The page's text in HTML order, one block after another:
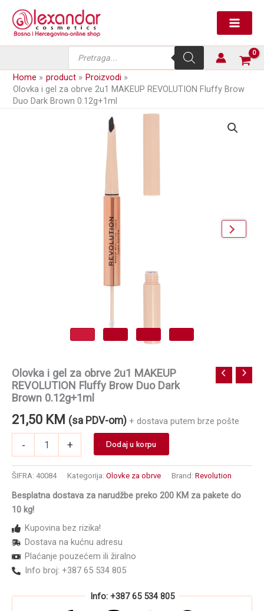
content
search
Home product
Proizvodi
Olovka i gel za obrve 2u1 MAKEUP REVOLUTION Fluffy Brow
Duo Dark Brown 0.12g+1ml
next
Olovka i gel za obrve 2u1 MAKEUP
REVOLUTION Fluffy Brow Duo Dark
Brown 0.12g+1ml
21,50 KM (sa PDV-om) + dostava putem brze pošte
-
za
2u1
MAKEUP
Fluffy
Brow
Duo
Dark
+ Dodaj u korpu
ŠIFRA: 40084 Kategorija: Olovke za obrve Brand: Revolution
Besplatna dostava za narudžbe preko 200 KM za pakete do
10 kg!
Kupovina bez rizika!
Dostava na kućnu adresu
Plaćanje pouzećem ili žiralno
Info broj: +387 65 534 805
Info: +387 65 534 805
za
obrve
2u1
MAKEUP
Fluffy
Brow
Duo
Dark